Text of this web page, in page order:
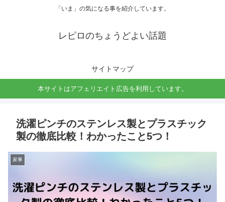
「いま」の気になる事を紹介しています。
レピロのちょうどよい話題
サイトマップ
本サイトはアフェリエイト広告を利用しています。
洗濯ピンチのステンレス製とプラスチック
製の徹底比較！わかったこと5つ！
家事